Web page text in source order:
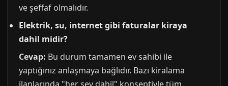
ve şeffaf olmalıdır.
Elektrik, su, internet gibi faturalar kiraya
dahil midir?
Cevap: Bu durum tamamen ev sahibi ile
yaptığınız anlaşmaya bağlıdır. Bazı kiralama